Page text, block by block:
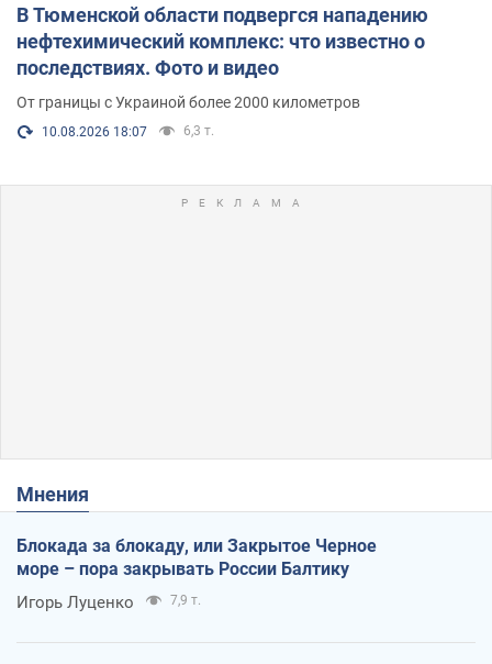
В Тюменской области подвергся нападению
нефтехимический комплекс: что известно о
последствиях. Фото и видео
От границы с Украиной более 2000 километров
10.08.2026 18:07 6,3 т.
Мнения
Блокада за блокаду, или Закрытое Черное
море – пора закрывать России Балтику
Игорь Луценко 7,9 т.